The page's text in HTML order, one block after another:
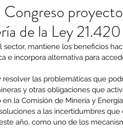
de la Ley 21.420
mantiene los beneficios
e incorpora alternativa para
las problemáticas que
y otras obligaciones que
la Comisión de Minería y
a las incertidumbres que
año, como uno de los